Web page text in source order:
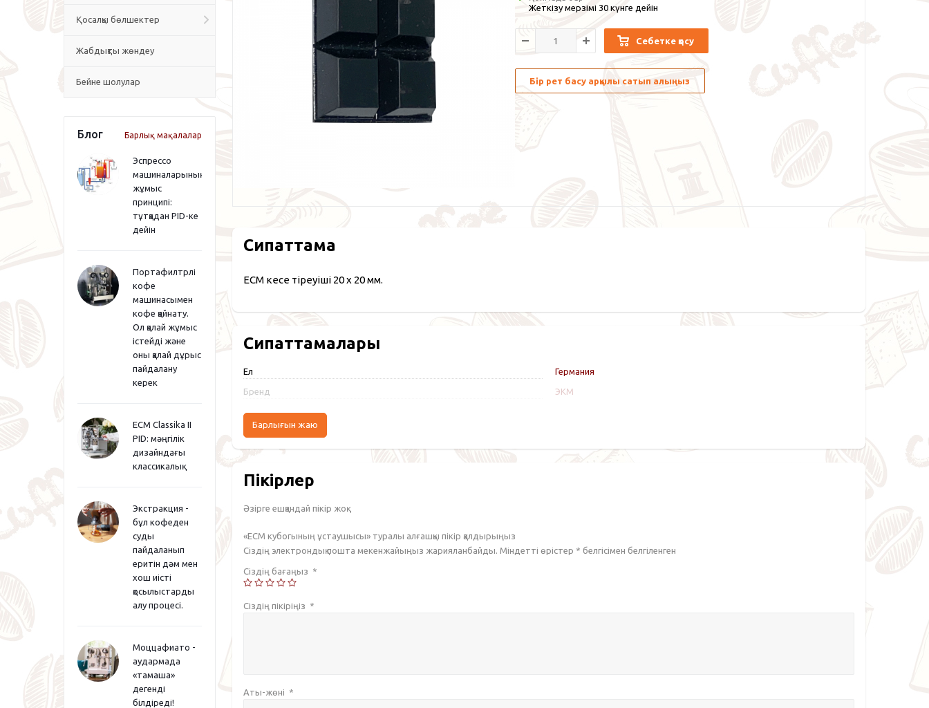
Қосалқы бөлшектер
Жабдықты жөндеу
Бейне шолулар
Блог Барлық мақалалар
Эспрессо
машиналарының
жұмыс
принципі:
тұтқадан PID-ке
дейін
Портафилтрлі
кофе
машинасымен
кофе қайнату.
Ол қалай жұмыс
істейді және
оны қалай дұрыс
пайдалану
керек
ECM Classika II
PID: мәңгілік
дизайндағы
классикалық
Экстракция -
бұл кофеден
суды
пайдаланып
еритін дәм мен
хош иісті
қосылыстарды
алу процесі.
Моццафиато -
аудармада
«тамаша»
дегенді
білдіреді!
Жеткізу мерзімі 30 күнге дейін
Себетке қосу
Бір рет басу арқылы сатып алыңыз
Сипаттама
ECM кесе тіреуіші 20 x 20 мм.
Сипаттамалары
Ел Германия
Бренд ЭКМ
Барлығын жаю
Пікірлер
Әзірге ешқандай пікір жоқ.
«ECM кубогының ұстаушысы» туралы алғашқы пікір қалдырыңыз
Сіздің электрондық пошта мекенжайыңыз жарияланбайды. Міндетті өрістер * белгісімен белгіленген
Сіздің бағаңыз *
Сіздің пікіріңіз *
Аты-жөні *